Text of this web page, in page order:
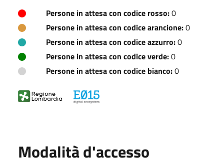
Persone in attesa con codice rosso:0
Persone in attesa con codice arancione:0
Persone in attesa con codice azzurro:0
Persone in attesa con codice verde:0
Persone in attesa con codice bianco:0
Modalità d'accesso